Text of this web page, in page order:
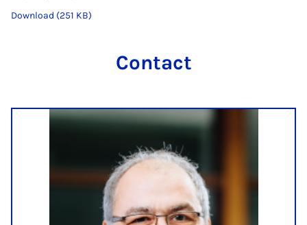
Download (251 KB)
Contact